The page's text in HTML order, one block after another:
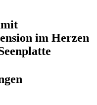
im Herzen